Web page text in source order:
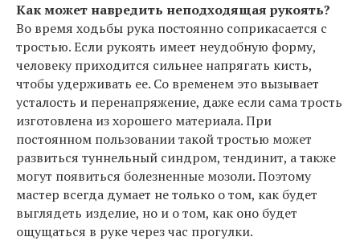
Как может навредить неподходящая рукоять?
Во время ходьбы рука постоянно соприкасается с
тростью. Если рукоять имеет неудобную форму,
человеку приходится сильнее напрягать кисть,
чтобы удерживать ее. Со временем это вызывает
усталость и перенапряжение, даже если сама трость
изготовлена из хорошего материала. При
постоянном пользовании такой тростью может
развиться туннельный синдром, тендинит, а также
могут появиться болезненные мозоли. Поэтому
мастер всегда думает не только о том, как будет
выглядеть изделие, но и о том, как оно будет
ощущаться в руке через час прогулки.